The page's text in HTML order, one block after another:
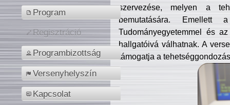
Program
Regisztráció
Programbizottság
Versenyhelyszín
Kapcsolat
szervezése, melyen a
bemutatására. Emellett
Tudományegyetemmel és
hallgatóivá válhatnak. A
támogatja a